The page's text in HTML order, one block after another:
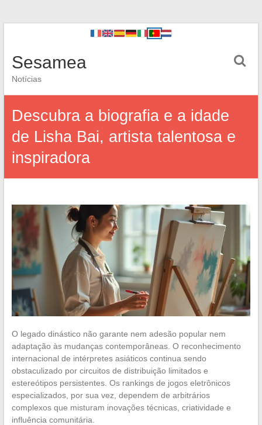
Sesamea
Notícias
Descubra a biografia e a idade
de Lisha Bai, artista talentosa e
inspiradora
O legado dinástico não garante nem adesão popular nem
adaptação às mudanças contemporâneas. O reconhecimento
internacional de intérpretes asiáticos continua sendo
obstaculizado por circuitos de distribuição limitados e
estereótipos persistentes. Os rankings de jogos eletrônicos
especializados, por sua vez, dependem de arbitrários
complexos que misturam inovações técnicas, criatividade e
influência comunitária.